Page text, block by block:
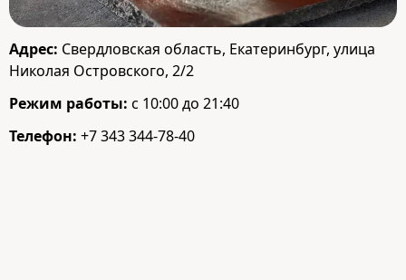
Адрес: Свердловская область, Екатеринбург, улица
Николая Островского, 2/2
Режим работы: с 10:00 до 21:40
Телефон: +7 343 344-78-40